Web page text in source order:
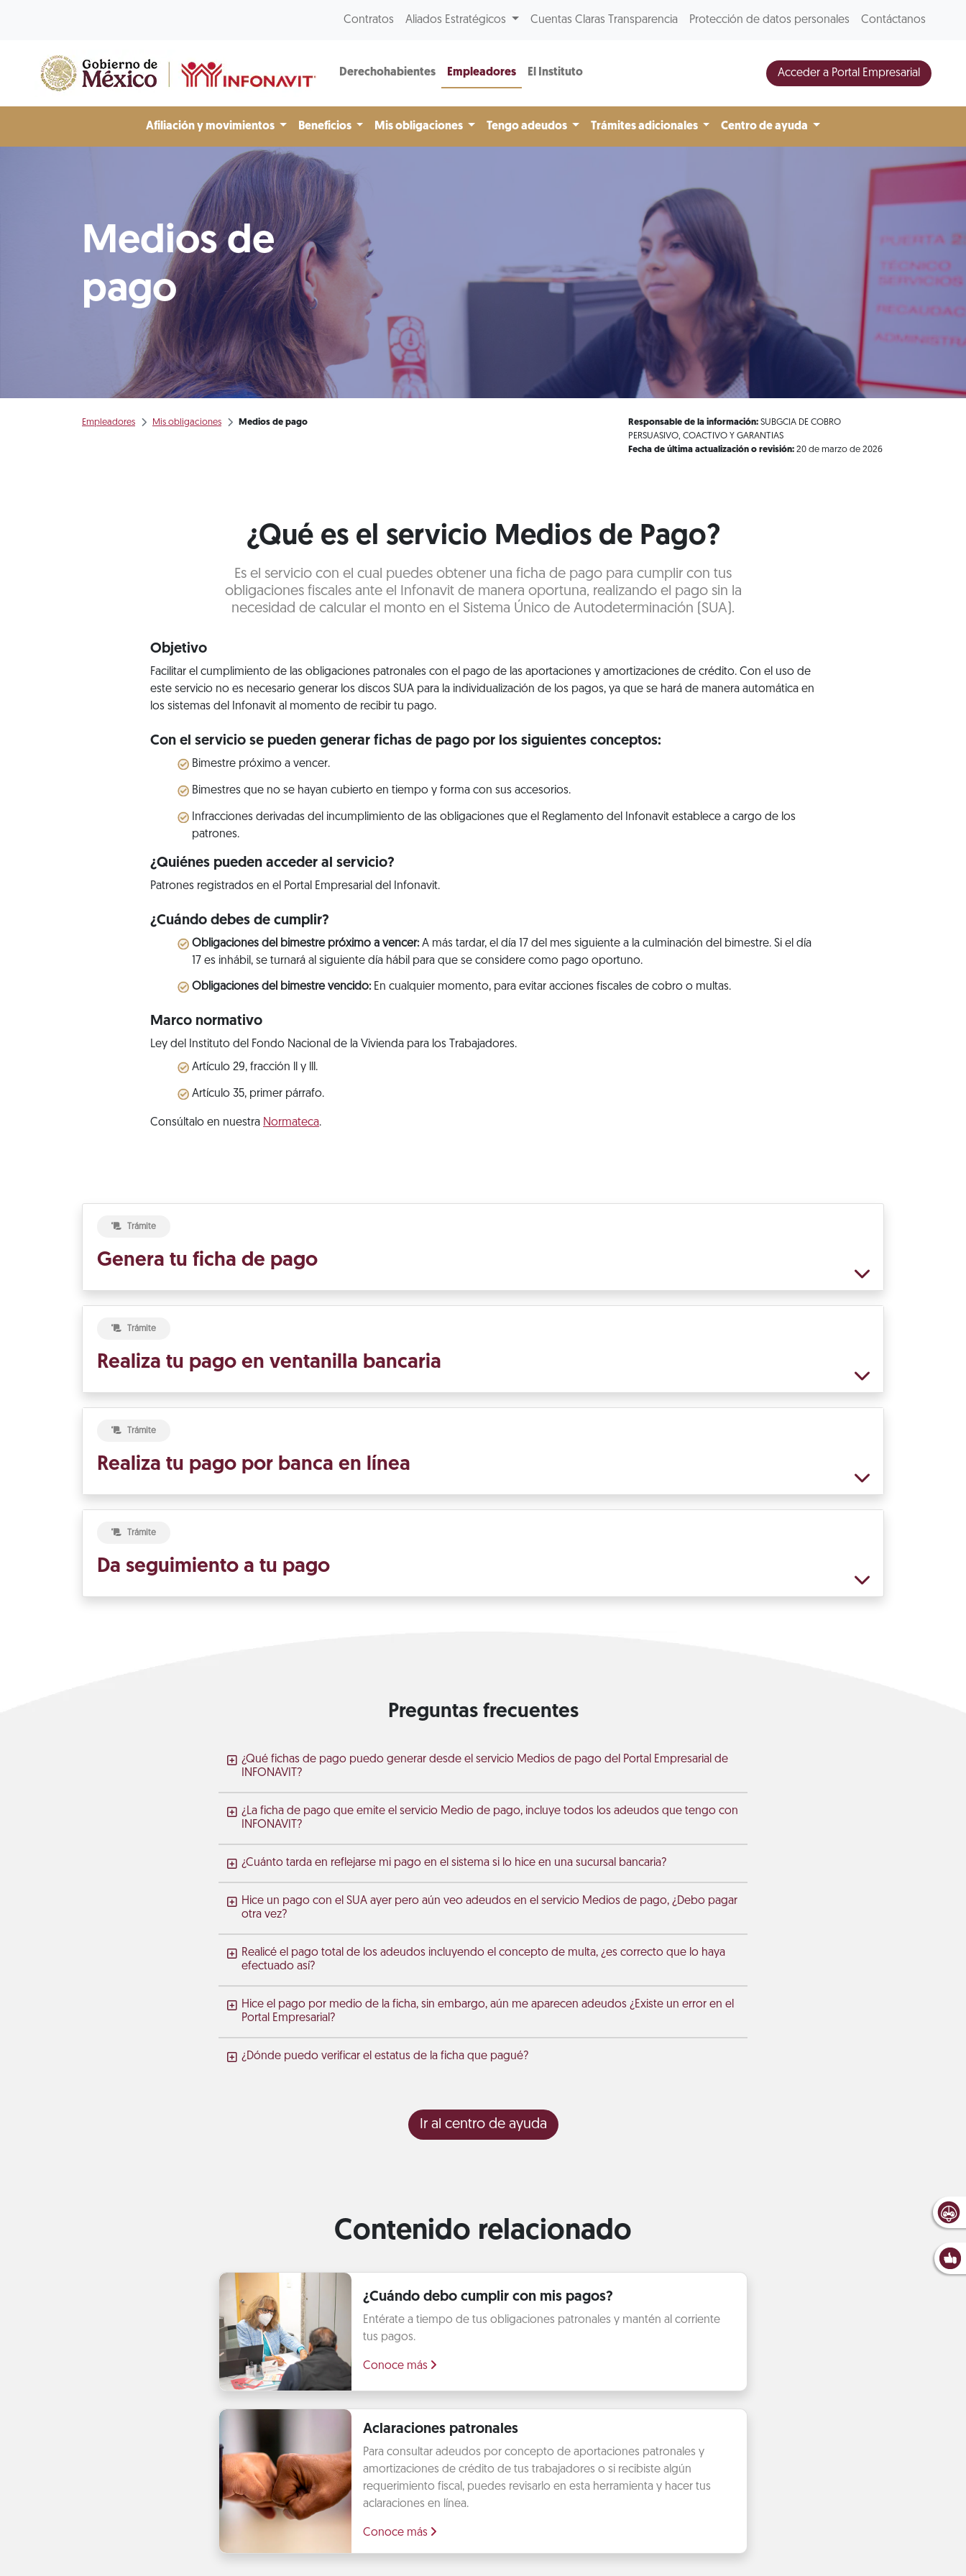
Contratos Aliados Estratégicos Cuentas Claras Transparencia Protección de datos personales Contáctanos
Derechohabientes Empleadores El Instituto Acceder a Portal Empresarial
Afiliación y movimientos Beneficios Mis obligaciones Tengo adeudos Trámites adicionales Centro de ayuda
Medios de
pago
Empleadores Mis obligaciones Medios de pago Responsable de la información: SUBGCIA DE COBRO
PERSUASIVO, COACTIVO Y GARANTIAS
Fecha de última actualización o revisión: 20 de marzo de 2026
¿Qué es el servicio Medios de Pago?
Es el servicio con el cual puedes obtener una ficha de pago para cumplir con tus
obligaciones fiscales ante el Infonavit de manera oportuna, realizando el pago sin la
necesidad de calcular el monto en el Sistema Único de Autodeterminación (SUA).
Objetivo
Facilitar el cumplimiento de las obligaciones patronales con el pago de las aportaciones y amortizaciones de crédito. Con el uso de
este servicio no es necesario generar los discos SUA para la individualización de los pagos, ya que se hará de manera automática en
los sistemas del Infonavit al momento de recibir tu pago.
Con el servicio se pueden generar fichas de pago por los siguientes conceptos:
Bimestre próximo a vencer.
Bimestres que no se hayan cubierto en tiempo y forma con sus accesorios.
Infracciones derivadas del incumplimiento de las obligaciones que el Reglamento del Infonavit establece a cargo de los
patrones.
¿Quiénes pueden acceder al servicio?
Patrones registrados en el Portal Empresarial del Infonavit.
¿Cuándo debes de cumplir?
Obligaciones del bimestre próximo a vencer:A más tardar, el día 17 del mes siguiente a la culminación del bimestre. Si el día
17 es inhábil, se turnará al siguiente día hábil para que se considere como pago oportuno.
Obligaciones del bimestre vencido:En cualquier momento, para evitar acciones fiscales de cobro o multas.
Marco normativo
Ley del Instituto del Fondo Nacional de la Vivienda para los Trabajadores.
Artículo 29, fracción ll y lll.
Artículo 35, primer párrafo.
Consúltalo en nuestra Normateca.
Trámite
Genera tu ficha de pago
Trámite
Realiza tu pago en ventanilla bancaria
Trámite
Realiza tu pago por banca en línea
Trámite
Da seguimiento a tu pago
Preguntas frecuentes
¿Qué fichas de pago puedo generar desde el servicio Medios de pago del Portal Empresarial de
INFONAVIT?
¿La ficha de pago que emite el servicio Medio de pago, incluye todos los adeudos que tengo con
INFONAVIT?
¿Cuánto tarda en reflejarse mi pago en el sistema si lo hice en una sucursal bancaria?
Hice un pago con el SUA ayer pero aún veo adeudos en el servicio Medios de pago, ¿Debo pagar
otra vez?
Realicé el pago total de los adeudos incluyendo el concepto de multa, ¿es correcto que lo haya
efectuado así?
Hice el pago por medio de la ficha, sin embargo, aún me aparecen adeudos ¿Existe un error en el
Portal Empresarial?
¿Dónde puedo verificar el estatus de la ficha que pagué?
Ir al centro de ayuda
Contenido relacionado
¿Cuándo debo cumplir con mis pagos?
Entérate a tiempo de tus obligaciones patronales y mantén al corriente
tus pagos.
Conoce más
Aclaraciones patronales
Para consultar adeudos por concepto de aportaciones patronales y
amortizaciones de crédito de tus trabajadores o si recibiste algún
requerimiento fiscal, puedes revisarlo en esta herramienta y hacer tus
aclaraciones en línea.
Conoce más